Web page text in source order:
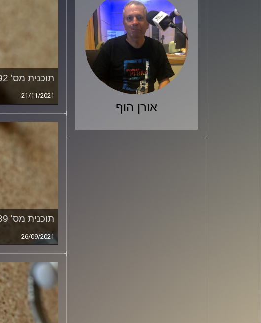
אורן הוף
תוכנית מס' 192
21/11/2021
תוכנית מס' 189
26/09/2021